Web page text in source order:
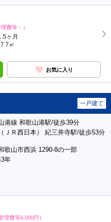
理費等－）
ヶ月
㎡
お気に入り
一戸建て
港線 和歌山港駅/徒歩39分
ＪＲ西日本） 紀三井寺駅/徒歩53分
歌山市西浜 1290-8の一部
年
管理費等6,000円）